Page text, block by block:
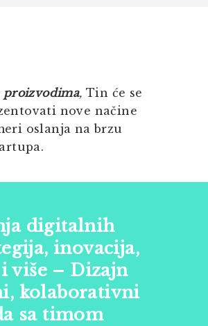
proizvodima,Tin će se
nove načine
oslanja na brzu
digitalnih
inovacija,
više – Dizajn
kolaborativni
sa timom